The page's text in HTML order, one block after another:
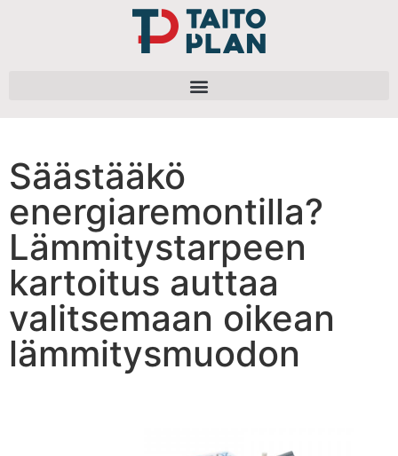
Säästääkö
energiaremontilla?
Lämmitystarpeen
kartoitus auttaa
valitsemaan oikean
lämmitysmuodon